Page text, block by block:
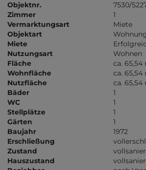
Objektnr.
7530/
Zimmer
1
Vermarktungsart
Miete
Objektart
Wohnung
Miete
Nutzungsart
Wohnen
Fläche
ca. 65,54
Wohnfläche ca. 65,54
Nutzfläche ca. 65,54
Bäder
1
WC
1
Stellplätze
1
Gärten
1
Baujahr
1972
Erschließung
Zustand
Hauszustand